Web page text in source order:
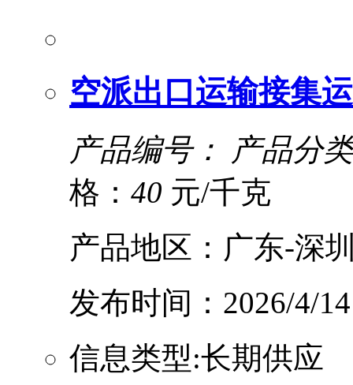
空派出口运输接集
产品编号：
产品分
格： 40 元/千克
产品地区：广东-深
发布时间：2026/4/14
信息类型:长期供应